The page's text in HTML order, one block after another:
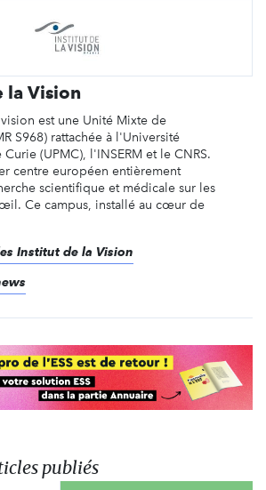
la Vision
est une Unité Mixte de
S968) rattachée à l'Université
(UPMC), l'INSERM et le CNRS.
centre européen entièrement
scientifique et médicale sur les
Ce campus, installé au cœur de
Institut de la Vision
publiés